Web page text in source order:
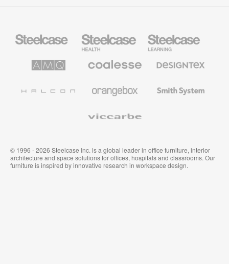
Büromöbel
Health
Education
Möbel
Solutions
Büromöbel
Textilien
System
© 1996 - 2026 Steelcase Inc. is a global leader in office furniture, interior
architecture and space solutions for offices, hospitals and classrooms. Our
furniture is inspired by innovative research in workspace design.